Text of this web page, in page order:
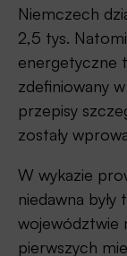
Niemczech
2,5 tys.
energetyczne
zdefiniowany
przepisy
zostały
W wykazie
niedawna
województwie
pierwszych